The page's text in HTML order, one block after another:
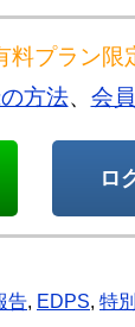
料プラン限
方法、 会
ロ
告, EDPS, 特